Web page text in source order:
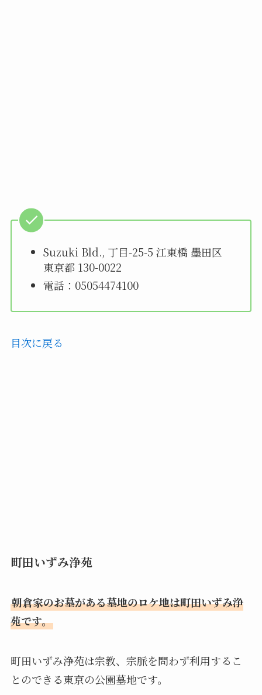
Suzuki Bld., 丁目-25-5 江東橋 墨田区
東京都 130-0022
電話：05054474100
目次に戻る
町田いずみ浄苑
朝倉家のお墓がある墓地のロケ地は町田いずみ浄
苑です。
町田いずみ浄苑は宗教、宗脈を問わず利用するこ
とのできる東京の公園墓地です。